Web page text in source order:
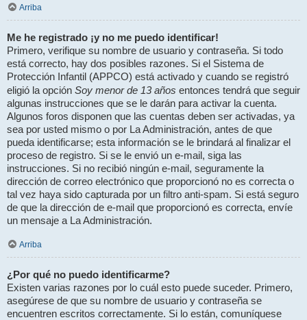
Arriba
Me he registrado ¡y no me puedo identificar!
Primero, verifique su nombre de usuario y contraseña. Si todo
está correcto, hay dos posibles razones. Si el Sistema de
Protección Infantil (APPCO) está activado y cuando se registró
eligió la opción Soy menor de 13 años entonces tendrá que seguir
algunas instrucciones que se le darán para activar la cuenta.
Algunos foros disponen que las cuentas deben ser activadas, ya
sea por usted mismo o por La Administración, antes de que
pueda identificarse; esta información se le brindará al finalizar el
proceso de registro. Si se le envió un e-mail, siga las
instrucciones. Si no recibió ningún e-mail, seguramente la
dirección de correo electrónico que proporcionó no es correcta o
tal vez haya sido capturada por un filtro anti-spam. Si está seguro
de que la dirección de e-mail que proporcionó es correcta, envíe
un mensaje a La Administración.
Arriba
¿Por qué no puedo identificarme?
Existen varias razones por lo cuál esto puede suceder. Primero,
asegúrese de que su nombre de usuario y contraseña se
encuentren escritos correctamente. Si lo están, comuníquese